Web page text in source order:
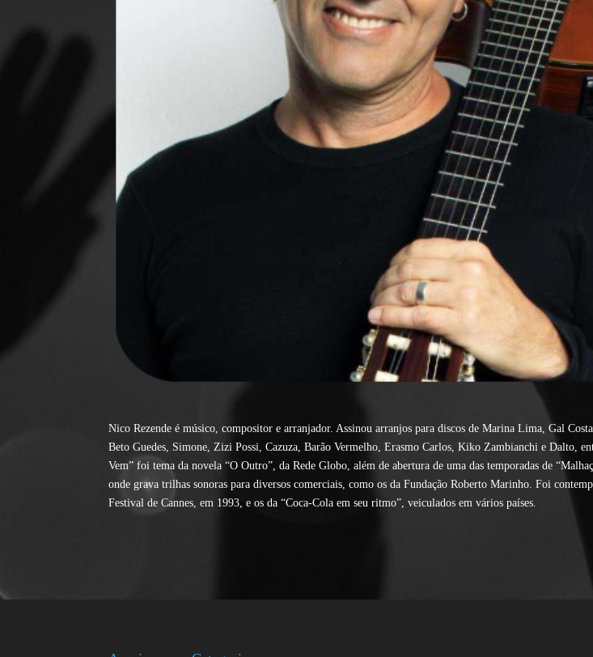
Nico Rezende é músico, compositor e arranjador. Assinou arranjos para discos de Marina Lima, Gal
Beto Guedes, Simone, Zizi Possi, Cazuza, Barão Vermelho, Erasmo Carlos, Kiko Zambianchi e Dalto,
Vem” foi tema da novela “O Outro”, da Rede Globo, além de abertura de uma das temporadas de
onde grava trilhas sonoras para diversos comerciais, como os da Fundação Roberto Marinho. Foi
Festival de Cannes, em 1993, e os da “Coca-Cola em seu ritmo”, veiculados em vários países.